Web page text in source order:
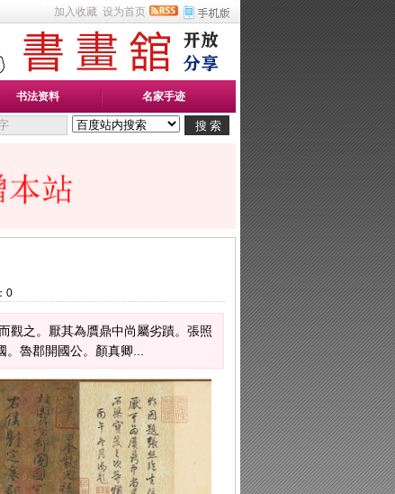
加入收藏 设为首页
书法资料 名家手迹
0
觀之。厭其為贋鼎中尚屬劣蹟。張照
魯郡開國公。顏真卿...